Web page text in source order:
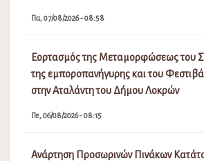
Πα, 07/08/2026 - 08:58
Εορτασμός της Μεταμορφώσεως του
της εμποροπανήγυρης και του
στην Αταλάντη του Δήμου Λοκρών
Πε, 06/08/2026 - 08:15
Ανάρτηση Προσωρινών Πινάκων